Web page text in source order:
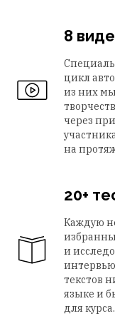
8
цикл
из них
через
на
20+
Каждую
и
текстов
языке и
для курса.